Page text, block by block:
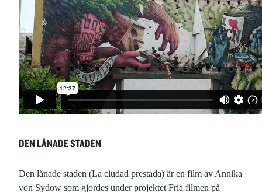
DEN LÅNADE STADEN
Den lånade staden (La ciudad prestada) är en film av Annika
von Sydow som gjordes under projektet Fria filmen på